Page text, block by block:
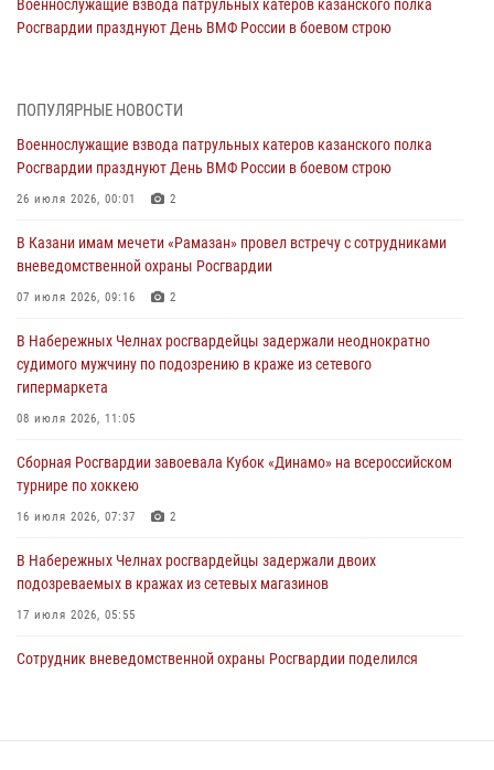
Военнослужащие взвода патрульных катеров казанского полка
Росгвардии празднуют День ВМФ России в боевом строю
Татарстанские росгвардейцы завоевали «бронзу» в окружном этапе
24 июля 2026, 15:05
В казанском полку Росгвардии состоялся концерт певицы Кристины
В Нижнекамске сотрудники Росгвардии задержали подозреваемого
23 июля 2026, 06:47
В Казани Росгвардия приняла участие в обеспечении безопасности
крестного хода и освящения храма
ПОПУЛЯРНЫЕ НОВОСТИ
Военнослужащие взвода патрульных катеров казанского полка
Росгвардии празднуют День ВМФ России в боевом строю
26 июля 2026, 00:01 2
В Казани имам мечети «Рамазан» провел встречу с сотрудниками
вневедомственной охраны Росгвардии
07 июля 2026, 09:16 2
В Набережных Челнах росгвардейцы задержали неоднократно
судимого мужчину по подозрению в краже из сетевого
гипермаркета
08 июля 2026, 11:05
Сборная Росгвардии завоевала Кубок «Динамо» на всероссийском
турнире по хоккею
16 июля 2026, 07:37 2
В Набережных Челнах росгвардейцы задержали двоих
подозреваемых в кражах из сетевых магазинов
17 июля 2026, 05:55
Сотрудник вневедомственной охраны Росгвардии поделился